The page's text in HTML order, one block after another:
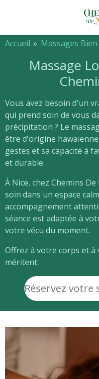
contenu
principal
Accueil » Massages
Massage
Vous avez besoin d'un
qui prend soin de vous
précipitation ? Le
être d'origine
gestes et sa capacité à
et durable.
À Nice, chez Chemins
soin dans un espace
accompagnement
séance est adaptée à
votre vécu du moment.
Offrez à votre corps et
méritent.
Réservez votre